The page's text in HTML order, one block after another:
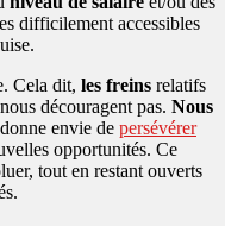
difficilement accessibles
Cela dit, les freins relatifs
découragent pas. Nous
envie de persévérer
opportunités. Ce
tout en restant ouverts